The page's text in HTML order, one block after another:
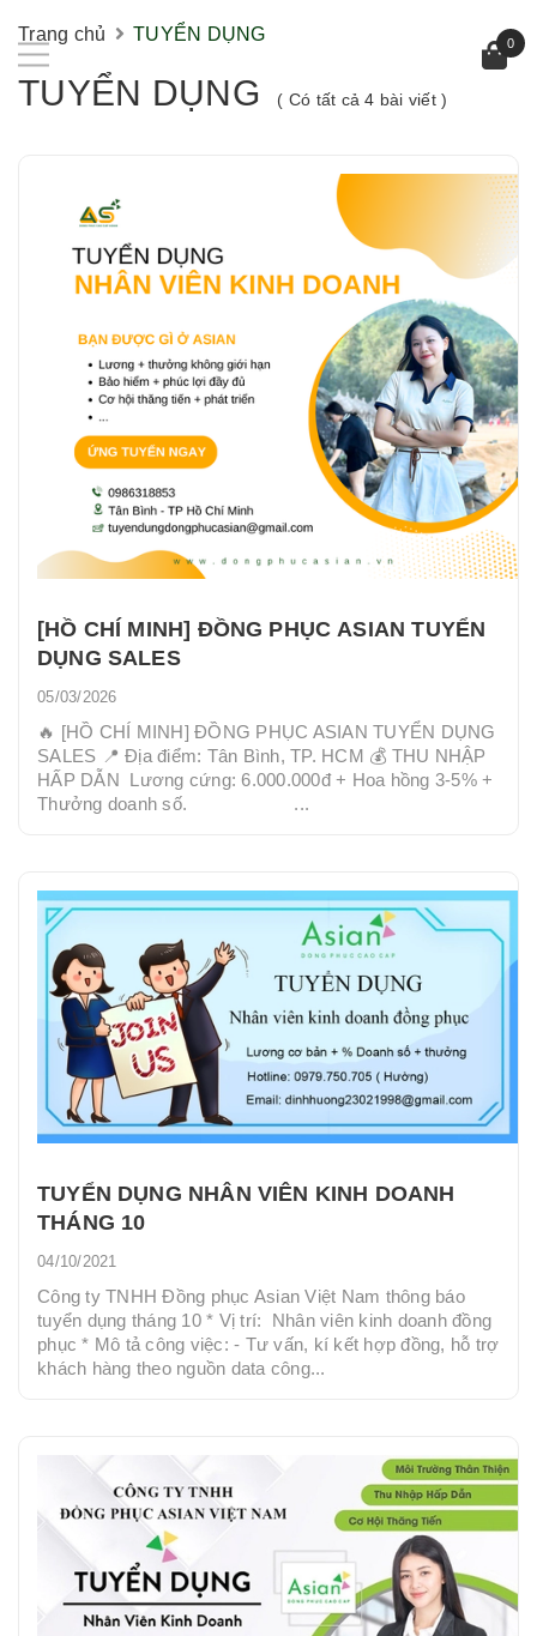
0
Trang chủ TUYỂN DỤNG
TUYỂN DỤNG ( Có tất cả 4 bài viết )
[HỒ CHÍ MINH] ĐỒNG PHỤC ASIAN TUYỂN
DỤNG SALES
05/03/2026
🔥 [HỒ CHÍ MINH] ĐỒNG PHỤC ASIAN TUYỂN DỤNG
SALES 📍 Địa điểm: Tân Bình, TP. HCM 💰 THU NHẬP
HẤP DẪN Lương cứng: 6.000.000đ + Hoa hồng 3-5% +
Thưởng doanh số. ...
TUYỂN DỤNG NHÂN VIÊN KINH DOANH
THÁNG 10
04/10/2021
Công ty TNHH Đồng phục Asian Việt Nam thông báo
tuyển dụng tháng 10 * Vị trí: Nhân viên kinh doanh đồng
phục * Mô tả công việc: - Tư vấn, kí kết hợp đồng, hỗ trợ
khách hàng theo nguồn data công...